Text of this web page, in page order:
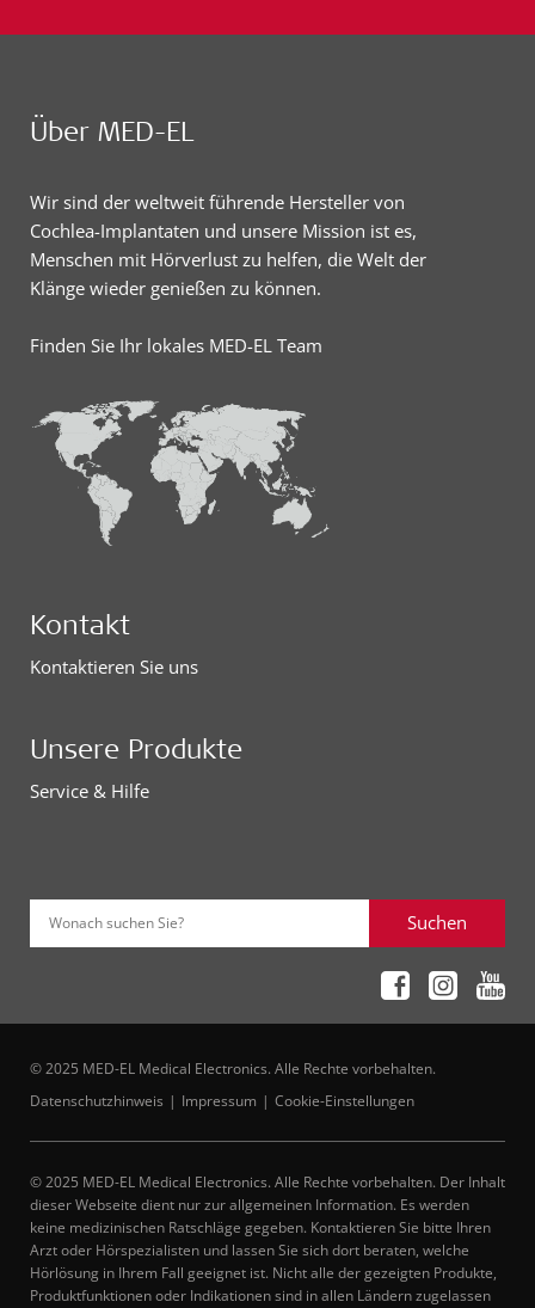
Über MED-EL
Wir sind der weltweit führende Hersteller von
Cochlea-Implantaten und unsere Mission ist es,
Menschen mit Hörverlust zu helfen, die Welt der
Klänge wieder genießen zu können.
Finden Sie Ihr lokales MED-EL Team
Kontakt
Kontaktieren Sie uns
Unsere Produkte
Service & Hilfe
Wonach suchen Sie? Suchen
© 2025 MED-EL Medical Electronics. Alle Rechte vorbehalten.
Datenschutzhinweis
Impressum Cookie-Einstellungen
© 2025 MED-EL Medical Electronics. Alle Rechte vorbehalten. Der Inhalt
dieser Webseite dient nur zur allgemeinen Information. Es werden
keine medizinischen Ratschläge gegeben. Kontaktieren Sie bitte Ihren
Arzt oder Hörspezialisten und lassen Sie sich dort beraten, welche
Hörlösung in Ihrem Fall geeignet ist. Nicht alle der gezeigten Produkte,
Produktfunktionen oder Indikationen sind in allen Ländern zugelassen